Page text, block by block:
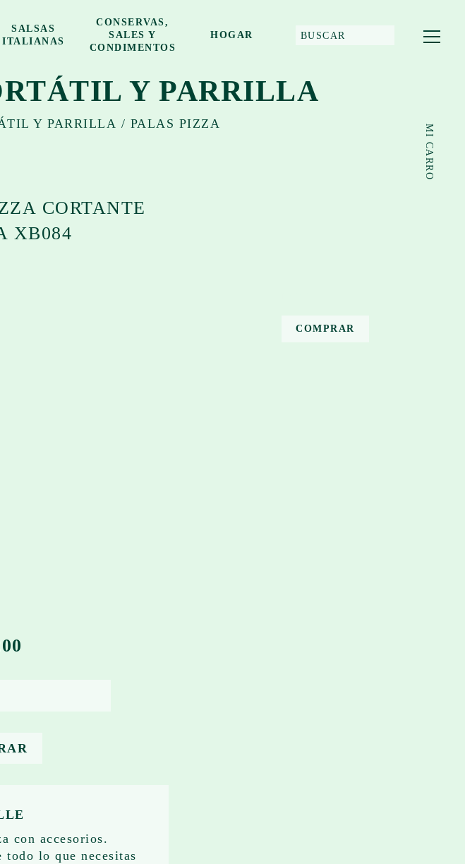
SALSAS
ITALIANAS
CONSERVAS,
SALES Y
CONDIMENTOS
HOGAR
MI CARRO
Y PARRILLA
Y PARRILLA / PALAS PIZZA
COMPRAR
CORTANTE
XB084
con accesorios.
lo que necesitas